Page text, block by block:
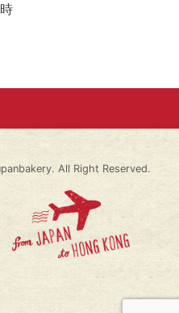
All Right Reserved.